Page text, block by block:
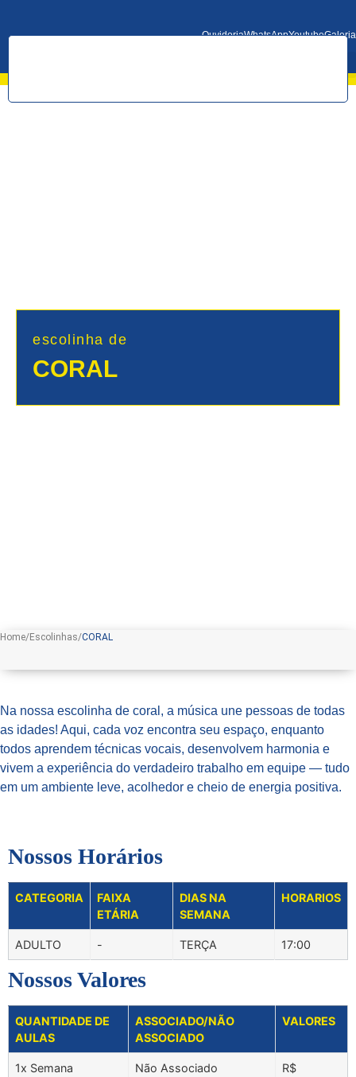
OuvidoriaWhatsAppYoutubeGaleria
escolinha de
CORAL
Home/Escolinhas/CORAL
Na nossa escolinha de coral, a música une pessoas de todas
as idades! Aqui, cada voz encontra seu espaço, enquanto
todos aprendem técnicas vocais, desenvolvem harmonia e
vivem a experiência do verdadeiro trabalho em equipe — tudo
em um ambiente leve, acolhedor e cheio de energia positiva.
Nossos Horários
CATEGORIA
FAIXA
ETÁRIA
DIAS NA
SEMANA
HORARIOS
ADULTO - TERÇA 17:00
Nossos Valores
QUANTIDADE DE
AULAS
ASSOCIADO/NÃO
ASSOCIADO
VALORES
1x Semana Não Associado
R$